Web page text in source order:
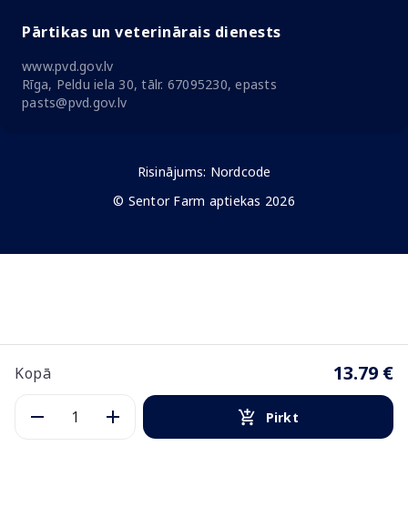
Kopā 13.79 €
Pirkt
Pārtikas un veterinārais dienests
www.pvd.gov.lv
Rīga, Peldu iela 30, tālr. 67095230, epasts
pasts@pvd.gov.lv
Risinājums: Nordcode
© Sentor Farm aptiekas 2026